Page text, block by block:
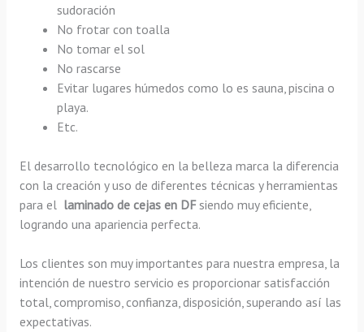
sudoración
No frotar con toalla
No tomar el sol
No rascarse
Evitar lugares húmedos como lo es sauna, piscina o
playa.
Etc.
El desarrollo tecnológico en la belleza marca la diferencia
con la creación y uso de diferentes técnicas y herramientas
para el laminado de cejas en DFsiendo muy eficiente,
logrando una apariencia perfecta.
Los clientes son muy importantes para nuestra empresa, la
intención de nuestro servicio es proporcionar satisfacción
total, compromiso, confianza, disposición, superando así las
expectativas.